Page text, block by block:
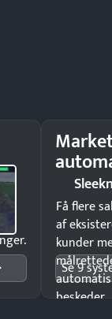
til
Få flere
af
kunder
beskeder.
Se 9